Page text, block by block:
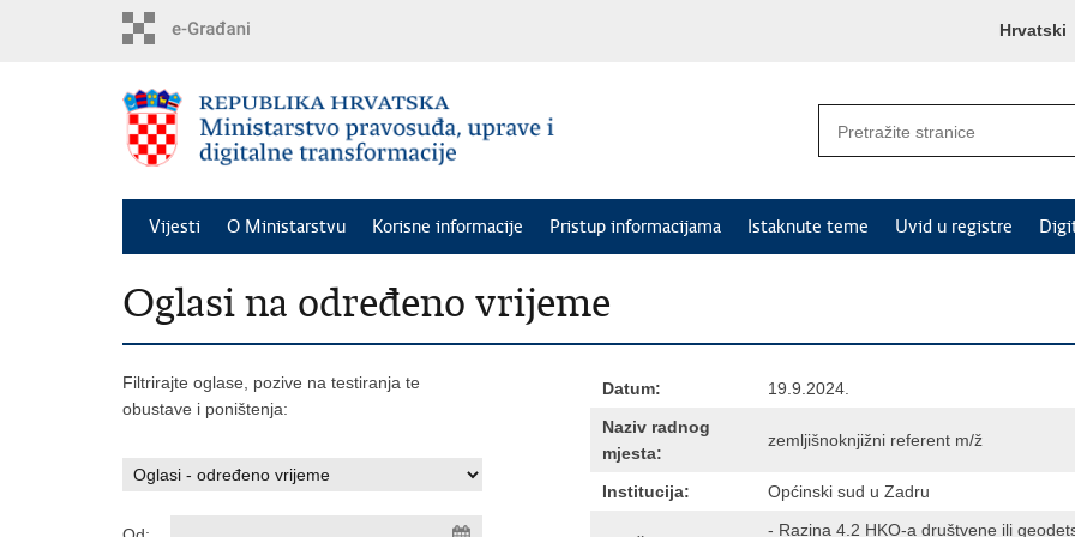
Hrvatski
Vijesti O Ministarstvu Korisne informacije Pristup informacijama Istaknute teme Uvid u registre
Oglasi na određeno vrijeme
Filtrirajte oglase, pozive na testiranja te
obustave i poništenja:
Datum:
19.9.2024.
Naziv radnog
mjesta:
zemljišnoknjižni referent m/ž
Institucija: Općinski sud u Zadru
- Razina 4.2 HKO-a društvene ili